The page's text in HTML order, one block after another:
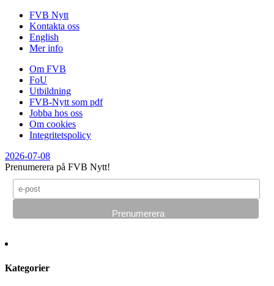
FVB Nytt
Kontakta oss
English
Mer info
Om FVB
FoU
Utbildning
FVB-Nytt som pdf
Jobba hos oss
Om cookies
Integritetspolicy
2026-07-08
Prenumerera på FVB Nytt!
Kategorier